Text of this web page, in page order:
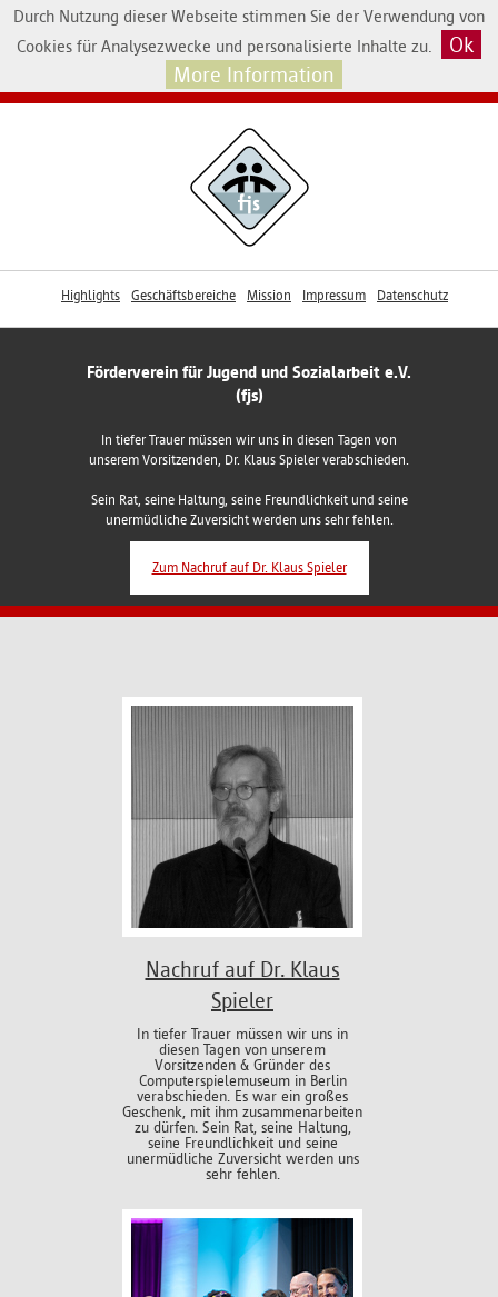
Durch Nutzung dieser Webseite stimmen Sie der Verwendung von
Cookies für Analysezwecke und personalisierte Inhalte zu.
Ok
More Information
Highlights Geschäftsbereiche Mission Impressum Datenschutz
Förderverein für Jugend und Sozialarbeit e.V.
(fjs)
In tiefer Trauer müssen wir uns in diesen Tagen von
unserem Vorsitzenden, Dr. Klaus Spieler verabschieden.
Sein Rat, seine Haltung, seine Freundlichkeit und seine
unermüdliche Zuversicht werden uns sehr fehlen.
Zum Nachruf auf Dr. Klaus Spieler
Nachruf auf Dr. Klaus
Spieler
In tiefer Trauer müssen wir uns in
diesen Tagen von unserem
Vorsitzenden & Gründer des
Computerspielemuseum in Berlin
verabschieden. Es war ein großes
Geschenk, mit ihm zusammenarbeiten
zu dürfen. Sein Rat, seine Haltung,
seine Freundlichkeit und seine
unermüdliche Zuversicht werden uns
sehr fehlen.